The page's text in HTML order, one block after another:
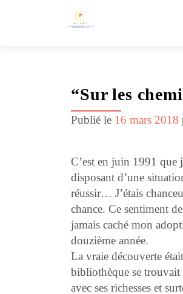
“Sur les
Publié le 16 mars 2018
C’est en juin 1991 que
disposant d’une
réussir… J’étais
chance. Ce sentiment
jamais caché mon
douzième année.
La vraie découverte
bibliothèque se trouvait
avec ses richesses et